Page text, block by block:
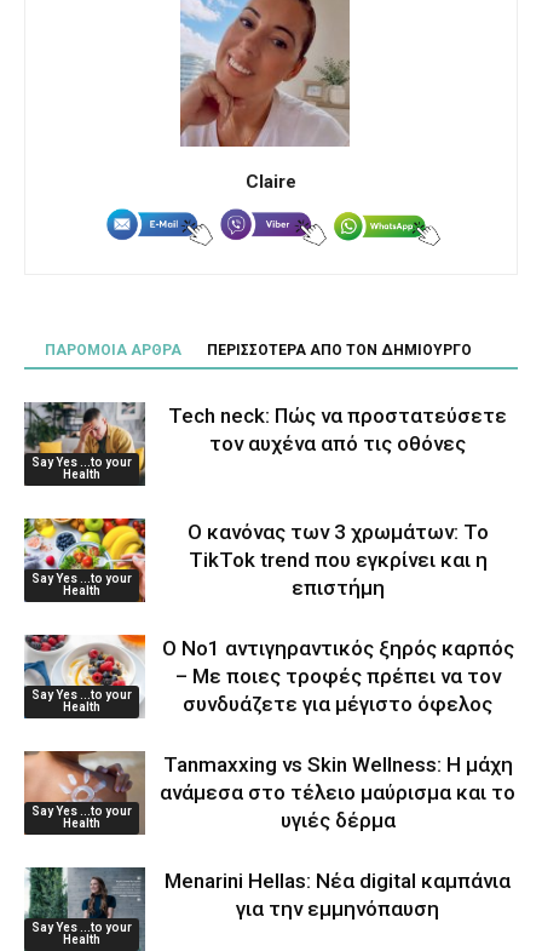
Claire
ΠΑΡΟΜΟΙΑ ΑΡΘΡΑ ΠΕΡΙΣΣΟΤΕΡΑ ΑΠΟ ΤΟΝ ΔΗΜΙΟΥΡΓΟ
Say Yes ...to your
Health
Tech neck: Πώς να προστατεύσετε
τον αυχένα από τις οθόνες
Say Yes ...to your
Health
Ο κανόνας των 3 χρωμάτων: Το
TikTok trend που εγκρίνει και η
επιστήμη
Say Yes ...to your
Health
Ο Νο1 αντιγηραντικός ξηρός καρπός
– Με ποιες τροφές πρέπει να τον
συνδυάζετε για μέγιστο όφελος
Say Yes ...to your
Health
Tanmaxxing vs Skin Wellness: Η μάχη
ανάμεσα στο τέλειο μαύρισμα και το
υγιές δέρμα
Say Yes ...to your
Health
Menarini Hellas: Νέα digital καμπάνια
για την εμμηνόπαυση